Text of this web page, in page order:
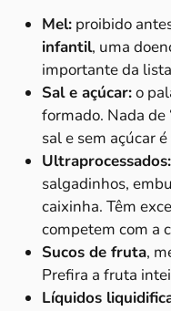
Mel: proibido
infantil, uma
importante da
Sal e açúcar:o
formado. Nada de
sal e sem açúcar
Ultraprocessados:
salgadinhos,
caixinha. Têm
competem com a
Sucos de fruta,
Prefira a fruta
Líquidos